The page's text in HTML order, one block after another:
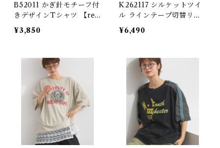
B52011 かぎ針モチーフ付
きデザインTシャツ 【red
esigned】
¥3,850
K262117 シルケットツイ
ル ラインテープ切替リメ
イク風ジャンパースカート
/ Silket-Finish Twill Re
ss with Line Tape
¥6,490